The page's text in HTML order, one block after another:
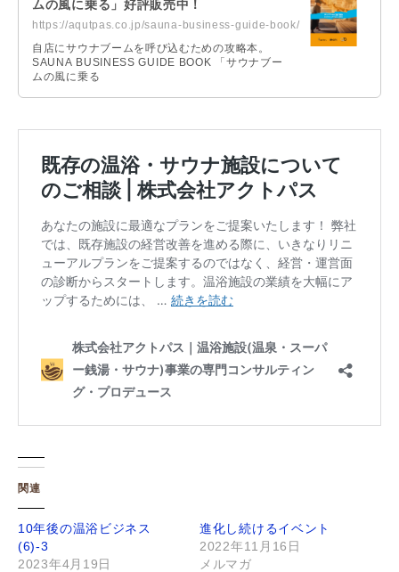
ムの風に乗る」好評販売中！
https://aqutpas.co.jp/sauna-business-guide-book/
自店にサウナブームを呼び込むための攻略本。
SAUNA BUSINESS GUIDE BOOK 「サウナブー
ムの風に乗る
関連
10年後の温浴ビジネス
(6)-3
2023年4月19日
進化し続けるイベント
2022年11月16日
メルマガ